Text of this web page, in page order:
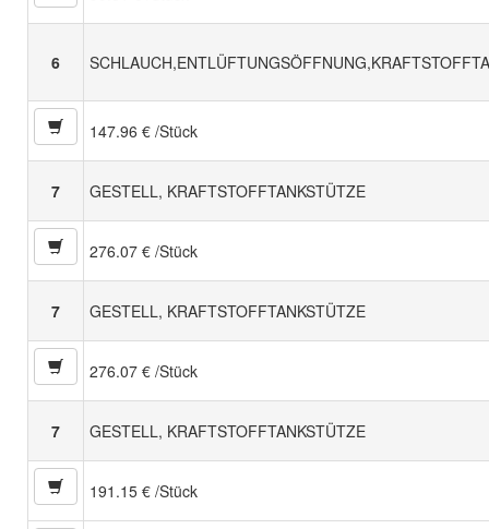
6
147.96 € /Stück
7 GESTELL, KRAFTSTOFFTANKSTÜTZE
276.07 € /Stück
7 GESTELL, KRAFTSTOFFTANKSTÜTZE
276.07 € /Stück
7 GESTELL, KRAFTSTOFFTANKSTÜTZE
191.15 € /Stück